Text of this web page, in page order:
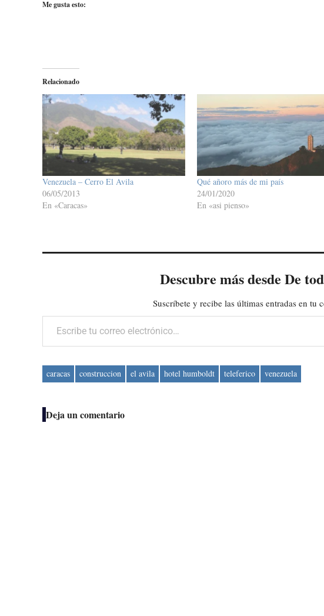
Me gusta esto:
Relacionado
Venezuela – Cerro El Avila
06/05/2013
En «Caracas»
Qué añoro más de mi país
24/01/2020
En «asi pienso»
Descubre más desde De
Suscríbete y recibe las últimas entradas en tu
Escribe tu correo electrónico…
caracas construccion el avila hotel humboldt teleferico venezuela
Deja un comentario